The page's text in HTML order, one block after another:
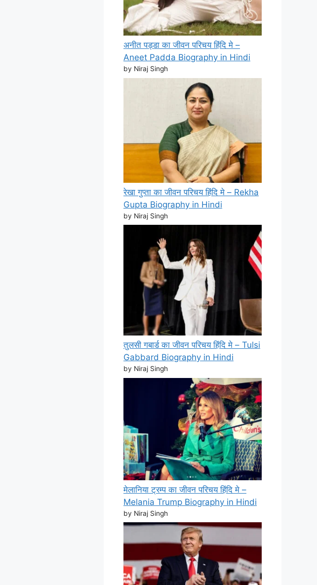
अनीत पड्डा का जीवन परिचय हिंदि मे –
Aneet Padda Biography in Hindi
by Niraj Singh
रेखा गुप्ता का जीवन परिचय हिंदि मे – Rekha
Gupta Biography in Hindi
by Niraj Singh
तुलसी गबार्ड का जीवन परिचय हिंदि मे – Tulsi
Gabbard Biography in Hindi
by Niraj Singh
मेलानिया ट्रम्प का जीवन परिचय हिंदि मे –
Melania Trump Biography in Hindi
by Niraj Singh